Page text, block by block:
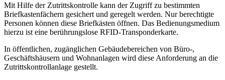
Mit Hilfe der Zutrittskontrolle kann der Zugriff zu bestimmten
Briefkastenfächern gesichert und geregelt werden. Nur berechtigte
Personen können diese Briefkästen öffnen. Das Bedienungsmedium
hierzu ist eine berührungslose RFID-Transponderkarte.
In öffentlichen, zugänglichen Gebäudebereichen von Büro-,
Geschäftshäusern und Wohnanlagen wird diese Anforderung an die
Zutrittskontrollanlage gestellt.